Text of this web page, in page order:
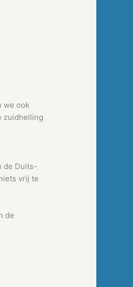
we ook
zuidhelling
de Duits-
vrij te
de